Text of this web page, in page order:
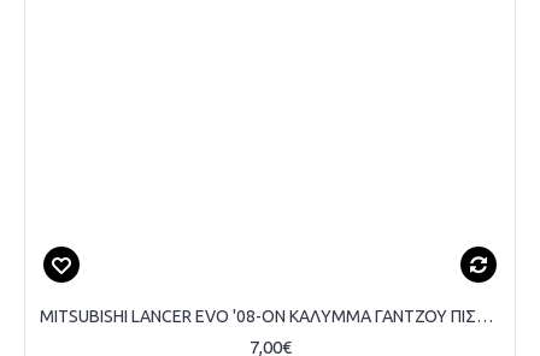
MITSUBISHI LANCER EVO '08-ON ΚΑΛΥΜΜΑ ΓΑΝΤΖΟΥ ΠΙΣΩ ΠΡΟΦΥΛΑΚΤΗΡΑ
7,00€